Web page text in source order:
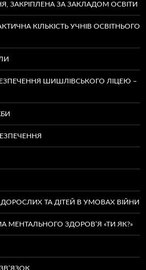
ЗАКРІПЛЕНА ЗА ЗАКЛАДОМ ОСВІТИ
КІЛЬКІСТЬ УЧНІВ ОСВІТНЬОГО
ШИШЛІВСЬКОГО ЛІЦЕЮ –
ТА ДІТЕЙ В УМОВАХ ВІЙНИ
МЕНТАЛЬНОГО ЗДОРОВ’Я «ТИ ЯК?»